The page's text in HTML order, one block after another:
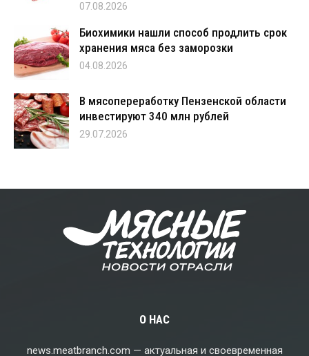
07.08.2026
Биохимики нашли способ продлить срок
хранения мяса без заморозки
04.08.2026
В мясопереработку Пензенской области
инвестируют 340 млн рублей
29.07.2026
О НАС
news.meatbranch.com — актуальная и своевременная